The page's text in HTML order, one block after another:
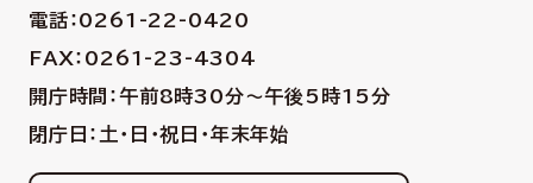
電話：0261-22-0420
FAX：0261-23-4304
開庁時間：午前8時30分〜午後5時15分
閉庁日：土・日・祝日・年末年始